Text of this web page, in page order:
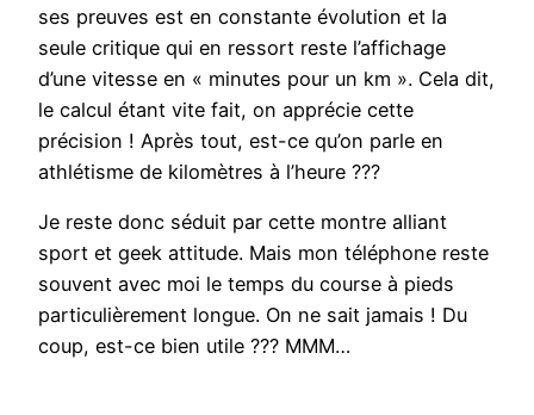
ses preuves est en constante évolution et la
seule critique qui en ressort reste l’affichage
d’une vitesse en « minutes pour un km ». Cela dit,
le calcul étant vite fait, on apprécie cette
précision ! Après tout, est-ce qu’on parle en
athlétisme de kilomètres à l’heure ???
Je reste donc séduit par cette montre alliant
sport et geek attitude. Mais mon téléphone reste
souvent avec moi le temps du course à pieds
particulièrement longue. On ne sait jamais ! Du
coup, est-ce bien utile ??? MMM…